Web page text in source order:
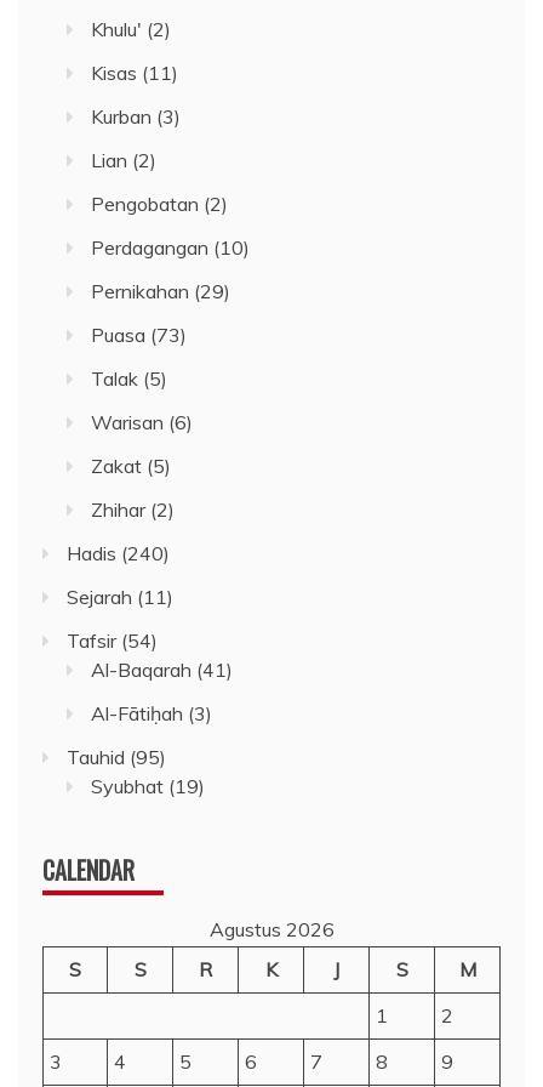
Khulu' (2)
Kisas (11)
Kurban (3)
Lian (2)
Pengobatan (2)
Perdagangan (10)
Pernikahan (29)
Puasa (73)
Talak (5)
Warisan (6)
Zakat (5)
Zhihar(2)
Hadis (240)
Sejarah (11)
Tafsir(54)
Al-Baqarah (41)
Al-Fātiḥah (3)
Tauhid (95)
Syubhat (19)
CALENDAR
Agustus 2026
S
S R K J S
M
1
2
3
4 5 6 7 8
9